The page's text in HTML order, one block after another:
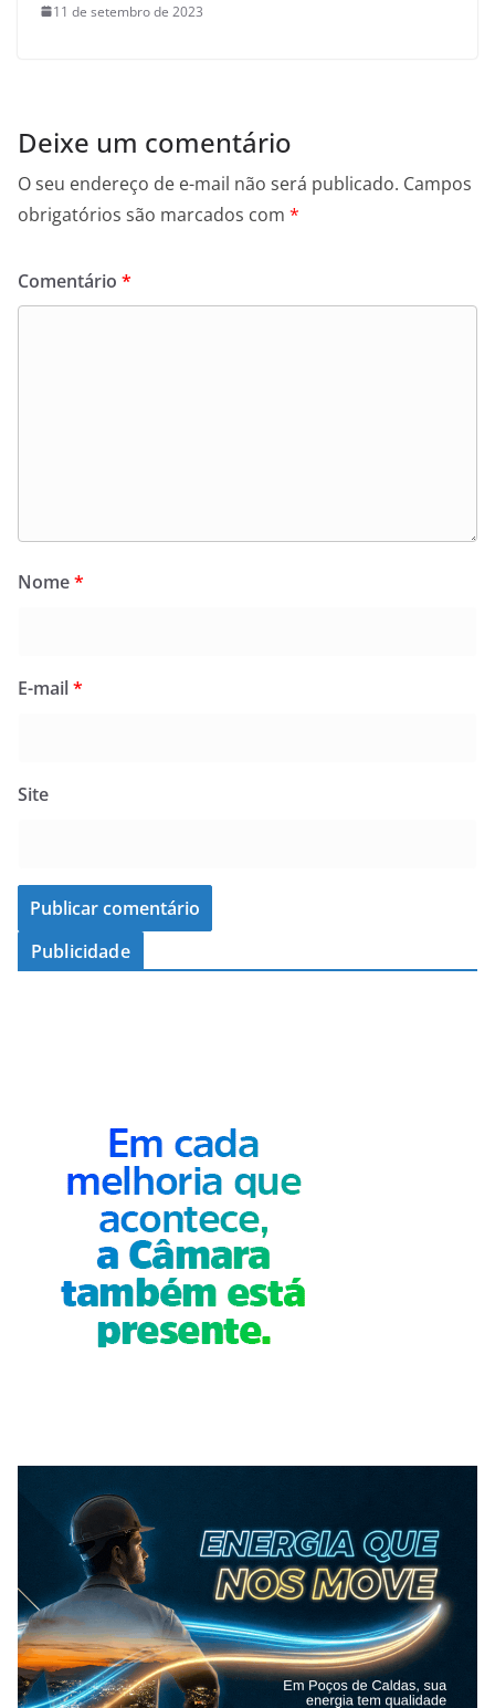
11 de setembro de 2023
Deixe um comentário
O seu endereço de e-mail não será publicado. Campos
obrigatórios são marcados com *
Comentário *
Nome*
E-mail*
Site
Publicidade